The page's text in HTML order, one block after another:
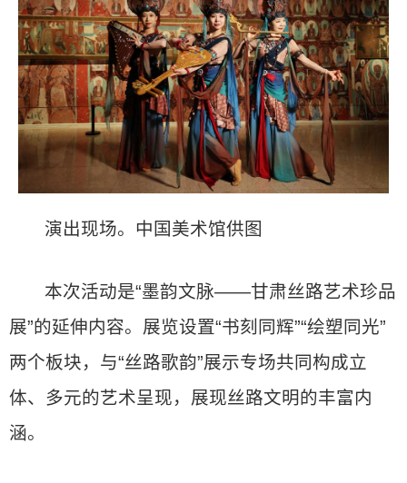
演出现场。中国美术馆供图
本次活动是“墨韵文脉——甘肃丝路艺术珍品
展”的延伸内容。展览设置“书刻同辉”“绘塑同光”
两个板块，与“丝路歌韵”展示专场共同构成立
体、多元的艺术呈现，展现丝路文明的丰富内
涵。